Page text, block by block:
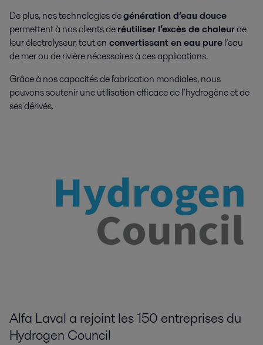
De plus, nos technologies degénération d’eau douce
permettent à nos clients deréutiliser l’excès de chaleurde
leur électrolyseur, tout en convertissant en eau purel’eau
de mer ou de rivière nécessaires à ces applications.
Grâce à nos capacités de fabrication mondiales, nous
pouvons soutenir une utilisation efficace de l’hydrogène et de
ses dérivés.
Alfa Laval a rejoint les 150 entreprises du
Hydrogen Council